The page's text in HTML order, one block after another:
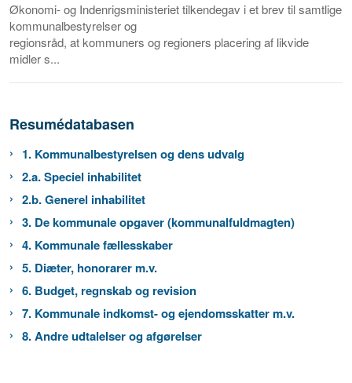
Økonomi- og Indenrigsministeriet tilkendegav i et brev til samtlige
kommunalbestyrelser og
regionsråd, at kommuners og regioners placering af likvide
midler s...
Resumédatabasen
1. Kommunalbestyrelsen og dens udvalg
2.a. Speciel inhabilitet
2.b. Generel inhabilitet
3. De kommunale opgaver (kommunalfuldmagten)
4. Kommunale fællesskaber
5. Diæter, honorarer m.v.
6. Budget, regnskab og revision
7. Kommunale indkomst- og ejendomsskatter m.v.
8. Andre udtalelser og afgørelser